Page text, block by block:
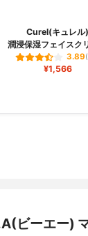
Curel(キュレル)
潤浸保湿フェイスク
3.89
¥1,566
ビーエー)